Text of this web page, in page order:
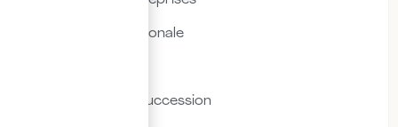
Fiscalité internationale
Transmission & succession